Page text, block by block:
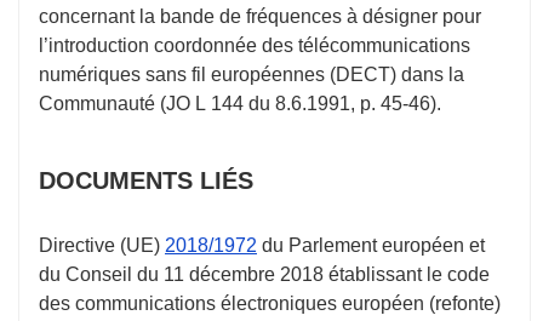
concernant la bande de fréquences à désigner pour
l’introduction coordonnée des télécommunications
numériques sans fil européennes (DECT) dans la
Communauté (JO L 144 du 8.6.1991, p. 45-46).
DOCUMENTS LIÉS
Directive (UE) 2018/1972 du Parlement européen et
du Conseil du 11 décembre 2018 établissant le code
des communications électroniques européen (refonte)